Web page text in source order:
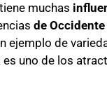
muchas
de Occidente
ejemplo de
es uno de los